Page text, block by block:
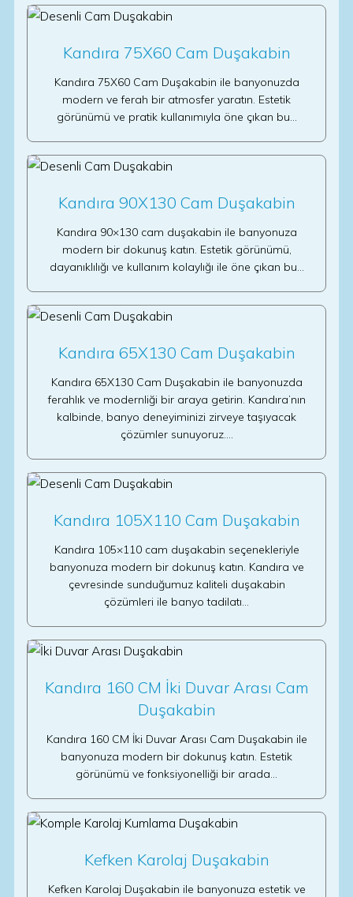
Kandıra 75X60 Cam Duşakabin
Kandıra 75X60 Cam Duşakabin ile banyonuzda
modern ve ferah bir atmosfer yaratın. Estetik
görünümü ve pratik kullanımıyla öne çıkan bu…
Kandıra 90X130 Cam Duşakabin
Kandıra 90×130 cam duşakabin ile banyonuza
modern bir dokunuş katın. Estetik görünümü,
dayanıklılığı ve kullanım kolaylığı ile öne çıkan bu…
Kandıra 65X130 Cam Duşakabin
Kandıra 65X130 Cam Duşakabin ile banyonuzda
ferahlık ve modernliği bir araya getirin. Kandıra’nın
kalbinde, banyo deneyiminizi zirveye taşıyacak
çözümler sunuyoruz.…
Kandıra 105X110 Cam Duşakabin
Kandıra 105×110 cam duşakabin seçenekleriyle
banyonuza modern bir dokunuş katın. Kandıra ve
çevresinde sunduğumuz kaliteli duşakabin
çözümleri ile banyo tadilatı…
Kandıra 160 CM İki Duvar Arası Cam
Duşakabin
Kandıra 160 CM İki Duvar Arası Cam Duşakabin ile
banyonuza modern bir dokunuş katın. Estetik
görünümü ve fonksiyonelliği bir arada…
Kefken Karolaj Duşakabin
Kefken Karolaj Duşakabin ile banyonuza estetik ve